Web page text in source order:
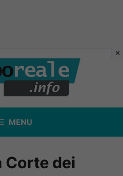
MENU
Corte dei